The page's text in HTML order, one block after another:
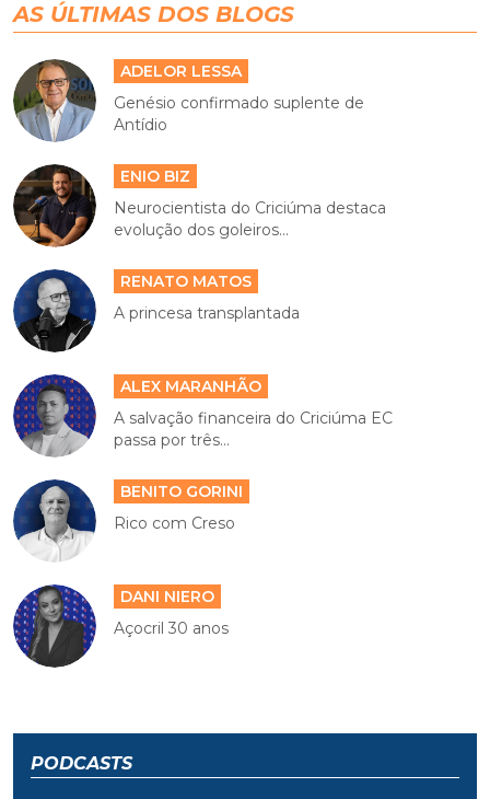
AS ÚLTIMAS DOS BLOGS
ADELOR LESSA
Genésio confirmado suplente de
Antídio
ENIO BIZ
Neurocientista do Criciúma destaca
evolução dos goleiros...
RENATO MATOS
A princesa transplantada
ALEX MARANHÃO
A salvação financeira do Criciúma EC
passa por três...
BENITO GORINI
Rico com Creso
DANI NIERO
Açocril 30 anos
PODCASTS